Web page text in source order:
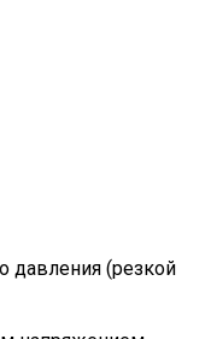
давления (резкой